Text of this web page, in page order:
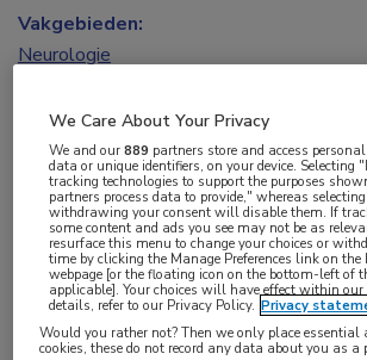
De werkelijke migraineprevalentie
kan niet worden geschat op basis
Vakgebieden:
Neurologie
Aandachtsgebieden:
Hoofdpijn
Tags:
migraine,sekseverschillen
We Care About Your Privacy
We and our889 partners store and access
data or unique identifiers, on your device. Selecting
tracking technologies to support the purposes
partners process data to provide," whereas
withdrawing your consent will disable them. If
some content and ads you see may not be as
resurface this menu to change your choices or
time by clicking the Manage Preferences link on
webpage [or the floating icon on the bottom-left of
applicable]. Your choices will have effect within our
details, refer to our Privacy Policy. Privacy
Would you rather not? Then we only place
cookies, these do not record any data about you as a